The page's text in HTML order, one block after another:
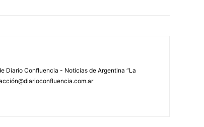
Diario Confluencia - Noticias de Argentina “La